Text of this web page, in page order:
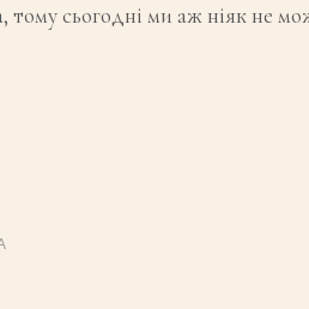
сьогодні ми аж ніяк не